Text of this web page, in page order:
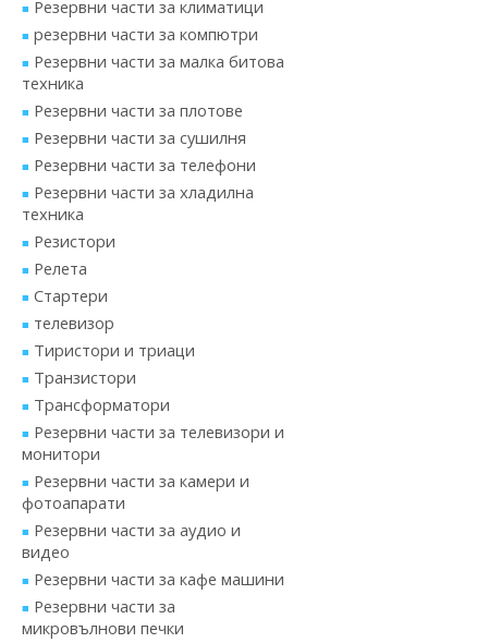
Резервни части за климатици
резервни части за компютри
Резервни части за малка битова
техника
Резервни части за плотове
Резервни части за сушилня
Резервни части за телефони
Резервни части за хладилна
техника
Резистори
Релета
Стартери
телевизор
Тиристори и триаци
Транзистори
Трансформатори
Резервни части за телевизори и
монитори
Резервни части за камери и
фотоапарати
Резервни части за аудио и
видео
Резервни части за кафе машини
Резервни части за
микровълнови печки